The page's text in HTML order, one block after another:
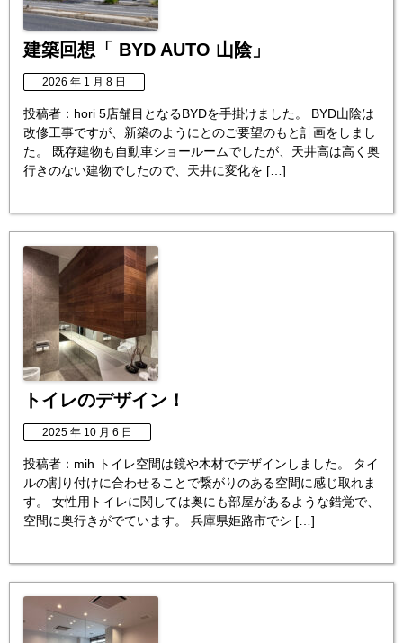
建築回想「 BYD AUTO 山陰」
2026 年 1 月 8 日
投稿者：hori 5店舗目となるBYDを手掛けました。 BYD山陰は
改修工事ですが、新築のようにとのご要望のもと計画をしまし
た。 既存建物も自動車ショールームでしたが、天井高は高く奥
行きのない建物でしたので、天井に変化を […]
トイレのデザイン！
2025 年 10 月 6 日
投稿者：mih トイレ空間は鏡や木材でデザインしました。 タイ
ルの割り付けに合わせることで繋がりのある空間に感じ取れま
す。 女性用トイレに関しては奥にも部屋があるような錯覚で、
空間に奥行きがでています。 兵庫県姫路市でシ […]